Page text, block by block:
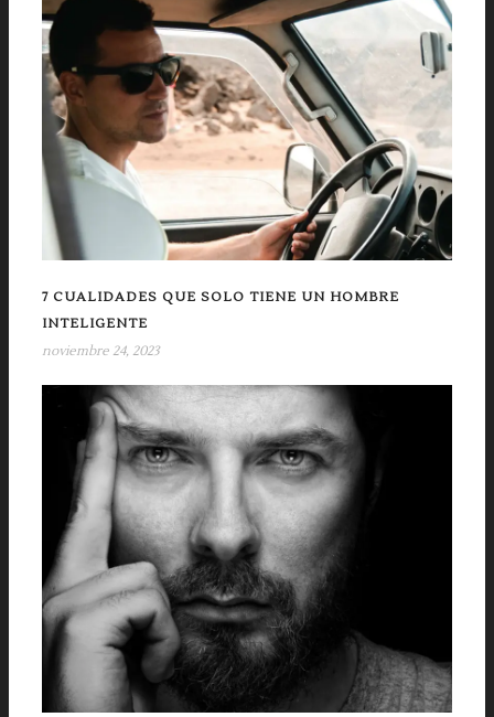
7 CUALIDADES QUE SOLO TIENE UN HOMBRE
INTELIGENTE
noviembre 24, 2023